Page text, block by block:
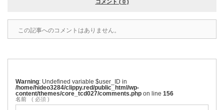
コメント ( 0 )
この記事へのコメントはありません。
Warning : Undefined variable $user_ID in
/home/hideo3284/clippy.red/public_html/wp-
content/themes/core_tcd027/comments.php on line 156
名前 ( 必須 )